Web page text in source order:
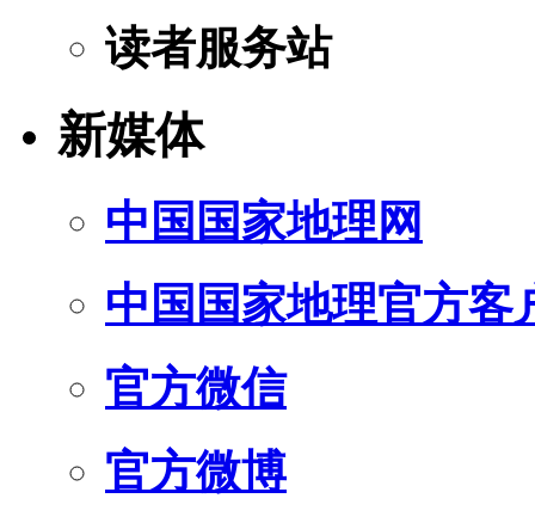
读者服务站
新媒体
中国国家地理网
中国国家地理官方客
官方微信
官方微博